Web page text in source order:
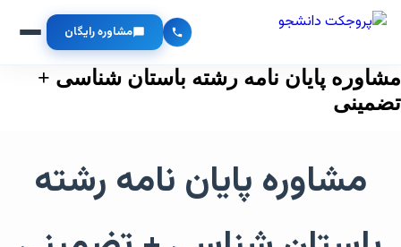
مشاوره رایگان
مشاوره پایان نامه رشته باستان شناسی +
تضمینی
مشاوره پایان نامه رشته